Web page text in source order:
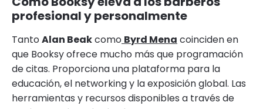
profesional y personalmente
TantoAlan Beakcomo Byrd Mena coinciden en
que Booksy ofrece mucho más que programación
de citas. Proporciona una plataforma para la
educación, el networking y la exposición global. Las
herramientas y recursos disponibles a través de